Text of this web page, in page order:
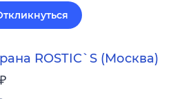
ROSTIC`S (Москва)
₽